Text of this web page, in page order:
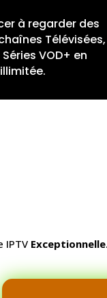
à regarder des
Télévisées,
VOD+ en
illimitée.
IPTV Exceptionnelle.